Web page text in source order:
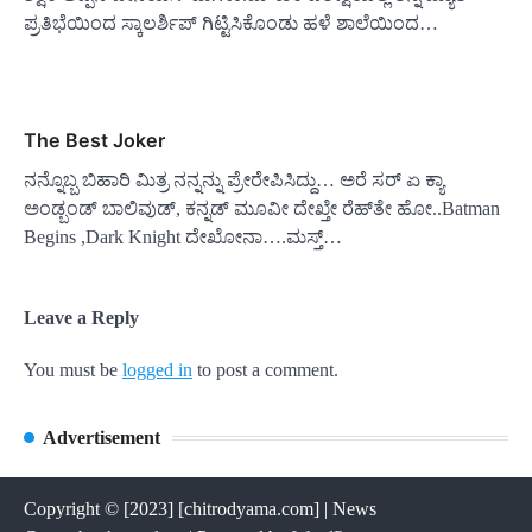
ಪ್ರತಿಭೆಯಿಂದ ಸ್ಕಾಲರ್ಶಿಪ್ ಗಿಟ್ಟಿಸಿಕೊಂಡು ಹಳೆ ಶಾಲೆಯಿಂದ…
The Best Joker
ನನ್ನೊಬ್ಬ ಬಿಹಾರಿ ಮಿತ್ರ ನನ್ನನ್ನು ಪ್ರೇರೇಪಿಸಿದ್ದು… ಅರೆ ಸರ್ ಏ ಕ್ಯಾ
ಅಂಡ್ಬಂಡ್ ಬಾಲಿವುಡ್, ಕನ್ನಡ್ ಮೂವೀ ದೇಖ್ತೇ ರೆಹ್‌ತೇ ಹೋ..Batman
Begins ,Dark Knight ದೇಖೋನಾ….ಮಸ್ತ್…
Leave a Reply
You must be logged in to post a comment.
Advertisement
Copyright © [2023] [chitrodyama.com] | News